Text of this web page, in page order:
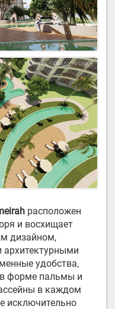
расположен
и восхищает
дизайном,
удобства,
форме пальмы и
в каждом
исключительно